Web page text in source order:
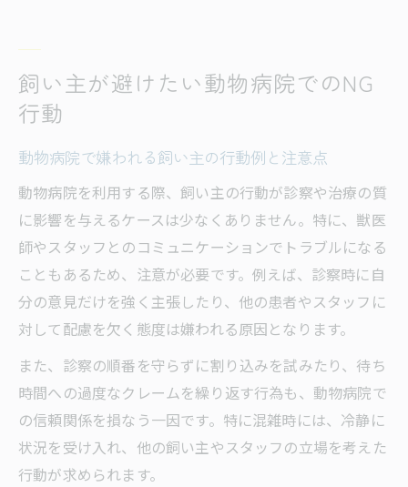
飼い主が避けたい動物病院でのNG
行動
動物病院で嫌われる飼い主の行動例と注意点
動物病院を利用する際、飼い主の行動が診察や治療の質
に影響を与えるケースは少なくありません。特に、獣医
師やスタッフとのコミュニケーションでトラブルになる
こともあるため、注意が必要です。例えば、診察時に自
分の意見だけを強く主張したり、他の患者やスタッフに
対して配慮を欠く態度は嫌われる原因となります。
また、診察の順番を守らずに割り込みを試みたり、待ち
時間への過度なクレームを繰り返す行為も、動物病院で
の信頼関係を損なう一因です。特に混雑時には、冷静に
状況を受け入れ、他の飼い主やスタッフの立場を考えた
行動が求められます。